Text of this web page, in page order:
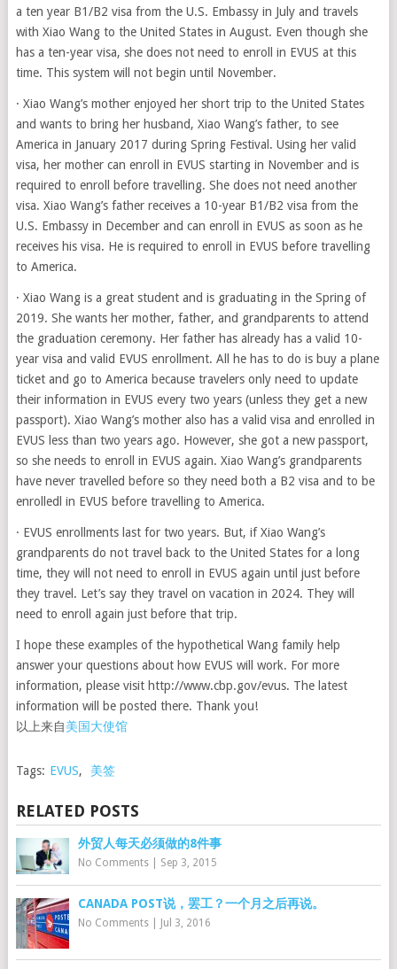
a ten year B1/B2 visa from the U.S. Embassy in July and travels
with Xiao Wang to the United States in August. Even though she
has a ten-year visa, she does not need to enroll in EVUS at this
time. This system will not begin until November.
· Xiao Wang’s mother enjoyed her short trip to the United States
and wants to bring her husband, Xiao Wang’s father, to see
America in January 2017 during Spring Festival. Using her valid
visa, her mother can enroll in EVUS starting in November and is
required to enroll before travelling. She does not need another
visa. Xiao Wang’s father receives a 10-year B1/B2 visa from the
U.S. Embassy in December and can enroll in EVUS as soon as he
receives his visa. He is required to enroll in EVUS before travelling
to America.
· Xiao Wang is a great student and is graduating in the Spring of
2019. She wants her mother, father, and grandparents to attend
the graduation ceremony. Her father has already has a valid 10-
year visa and valid EVUS enrollment. All he has to do is buy a plane
ticket and go to America because travelers only need to update
their information in EVUS every two years (unless they get a new
passport). Xiao Wang’s mother also has a valid visa and enrolled in
EVUS less than two years ago. However, she got a new passport,
so she needs to enroll in EVUS again. Xiao Wang’s grandparents
have never travelled before so they need both a B2 visa and to be
enrolledl in EVUS before travelling to America.
· EVUS enrollments last for two years. But, if Xiao Wang’s
grandparents do not travel back to the United States for a long
time, they will not need to enroll in EVUS again until just before
they travel. Let’s say they travel on vacation in 2024. They will
need to enroll again just before that trip.
I hope these examples of the hypothetical Wang family help
answer your questions about how EVUS will work. For more
information, please visit http://www.cbp.gov/evus. The latest
information will be posted there. Thank you!
以上来自美国大使馆
Tags: EVUS, 美签
RELATED POSTS
外贸人每天必须做的8件事
No Comments| Sep 3, 2015
CANADA POST说，罢工？一个月之后再说。
No Comments| Jul 3, 2016